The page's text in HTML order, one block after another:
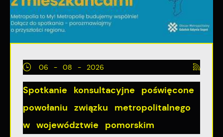
06 - 08 - 2026
Spotkanie konsultacyjne poświęcone
powołaniu związku metropolitalnego
w województwie pomorskim